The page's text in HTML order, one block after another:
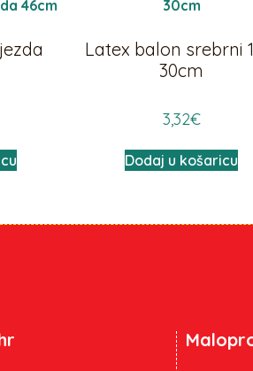
Latex balon srebrni
30cm
3,32€
Dodaj u košaricu